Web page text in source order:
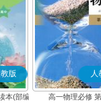
版
本(部编
人
高一物理必修